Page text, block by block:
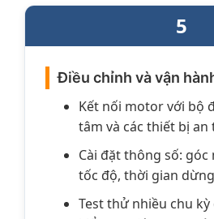
5
Điều chỉnh và vận
Kết nối motor với bộ
tâm và các thiết bị an
Cài đặt thông số: góc
tốc độ, thời gian
Test thử nhiều chu